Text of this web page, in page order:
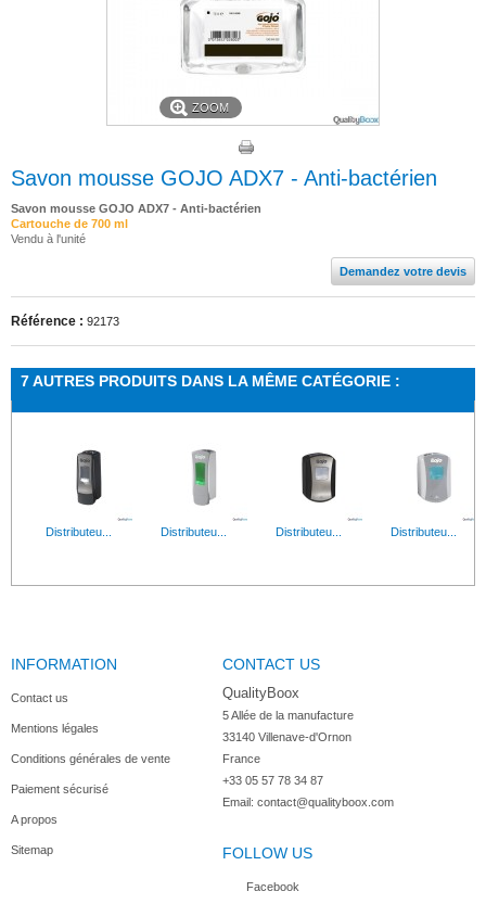
ZOOM
Savon mousse GOJO ADX7 - Anti-bactérien
Savon mousse GOJO ADX7 - Anti-bactérien
Cartouche de 700 ml
Vendu à l'unité
Demandez votre devis
Référence : 92173
7 AUTRES PRODUITS DANS LA MÊME CATÉGORIE :
Distributeu... Distributeu... Distributeu... Distributeu...
Gel...
INFORMATION
Contact us
Mentions légales
Conditions générales de vente
Paiement sécurisé
A propos
Sitemap
CONTACT US
QualityBoox
5 Allée de la manufacture
33140 Villenave-d'Ornon
France
+33 05 57 78 34 87
Email: contact@qualityboox.com
FOLLOW US
Facebook